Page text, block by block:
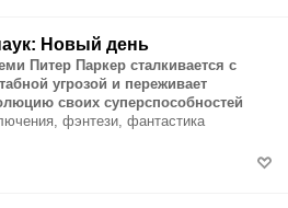
Новый день
Питер Паркер сталкивается с
угрозой и переживает
своих суперспособностей
фэнтези, фантастика